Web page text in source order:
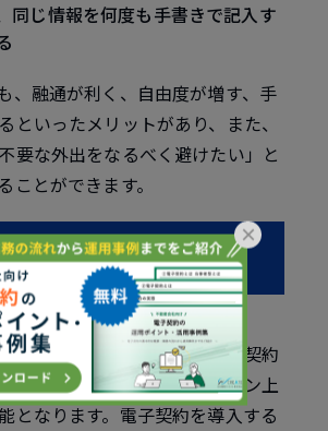
同じ情報を何度も手書きで記入す
、融通が利く、自由度が増す、手
といったメリットがあり、また、
要な外出をなるべく避けたい」と
ことができます。
入居申込に続き、ついに電子契約
い探しの流れは全てオンライン上
となります。電子契約を導入する
×